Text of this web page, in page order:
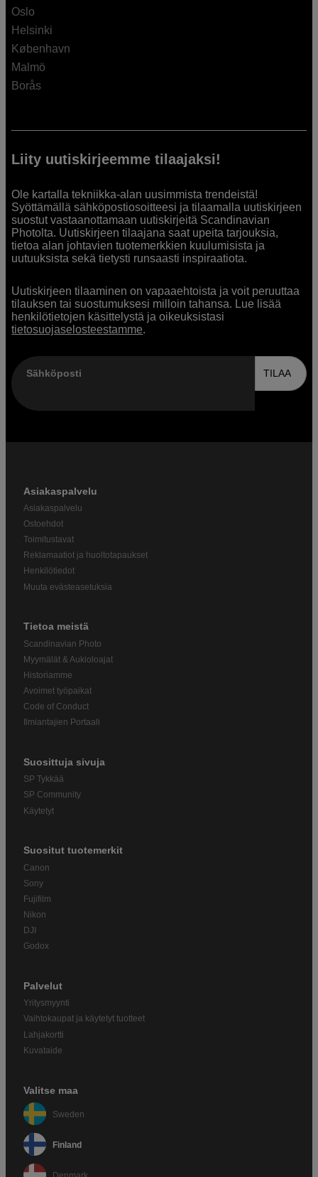
Oslo
Helsinki
København
Malmö
Borås
Liity uutiskirjeemme tilaajaksi!
Ole kartalla tekniikka-alan uusimmista trendeistä!
Syöttämällä sähköpostiosoitteesi ja tilaamalla uutiskirjeen
suostut vastaanottamaan uutiskirjeitä Scandinavian
Photolta. Uutiskirjeen tilaajana saat upeita tarjouksia,
tietoa alan johtavien tuotemerkkien kuulumisista ja
uutuuksista sekä tietysti runsaasti inspiraatiota.
Uutiskirjeen tilaaminen on vapaaehtoista ja voit peruuttaa
tilauksen tai suostumuksesi milloin tahansa. Lue lisää
henkilötietojen käsittelystä ja oikeuksistasi
tietosuojaselosteestamme.
Sähköposti TILAA
Asiakaspalvelu
Asiakaspalvelu
Ostoehdot
Toimitustavat
Reklamaatiot ja huoltotapaukset
Henkilötiedot
Muuta evästeasetuksia
Tietoa meistä
Scandinavian Photo
Myymälät & Aukioloajat
Historiamme
Avoimet työpaikat
Code of Conduct
Ilmiantajien Portaali
Suosittuja sivuja
SP Tykkää
SP Community
Käytetyt
Suositut tuotemerkit
Canon
Sony
Fujifilm
Nikon
DJI
Godox
Palvelut
Yritysmyynti
Vaihtokaupat ja käytetyt tuotteet
Lahjakortti
Kuvataide
Valitse maa
Sweden
Finland